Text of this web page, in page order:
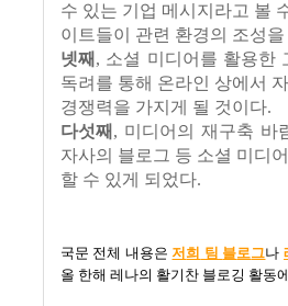
수 있는 기업 메시지라고 볼
이트들이 관련 환경의 조성을
넷째 , 소셜 미디어를 활용한
독려를 통해 온라인 상에서
경쟁력을 가지게 될 것이다.
다섯째 , 미디어의 재구축 바
자사의 블로그 등 소셜 미디
할 수 있게 되었다.
국문 전체 내용은 저 희 팀 블로그나
올 한해 레나의 활기찬 블로깅 활동